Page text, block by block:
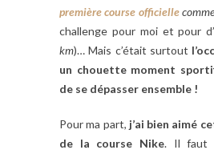
première course officielle
challenge pour moi et pour
km)… Mais c’était surtout
un chouette moment
de se dépasser ensemble !
Pour ma part, j’ai bien aimé
de la course Nike. Il faut